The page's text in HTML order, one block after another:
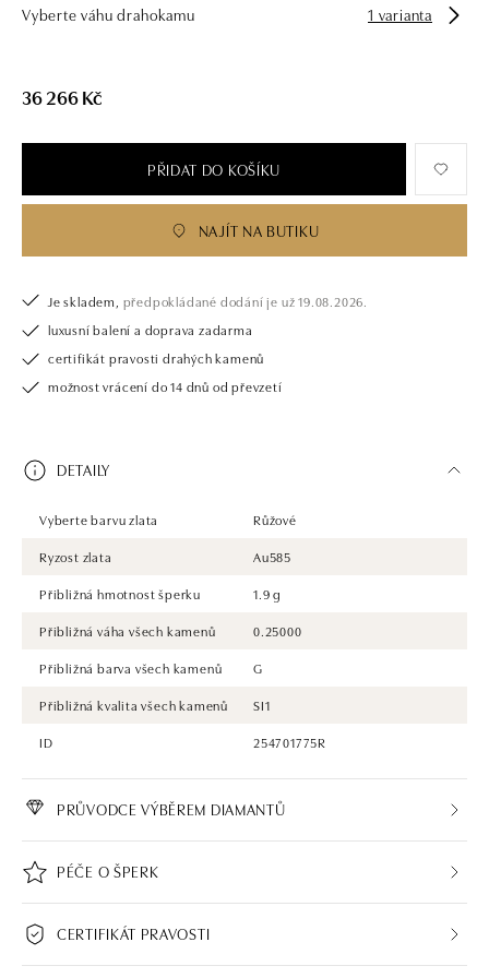
zásnubní prsten nebo diamantový náramek či náhrdelník, nedarujete s
Vyberte váhu drahokamu 1 varianta
36 266 Kč
PŘIDAT DO KOŠÍKU
NAJÍT NA BUTIKU
Je skladem, předpokládané dodání je už 19.08.2026.
luxusní balení a doprava zadarma
certifikát pravosti drahých kamenů
možnost vrácení do 14 dnů od převzetí
DETAILY
Vyberte barvu zlata
Růžové
Ryzost zlata
Au585
Přibližná hmotnost šperku
1.9 g
Přibližná váha všech kamenů
0.25000
Přibližná barva všech kamenů
G
Přibližná kvalita všech kamenů
SI1
ID
254701775R
PRŮVODCE VÝBĚREM DIAMANTŮ
PÉČE O ŠPERK
CERTIFIKÁT PRAVOSTI